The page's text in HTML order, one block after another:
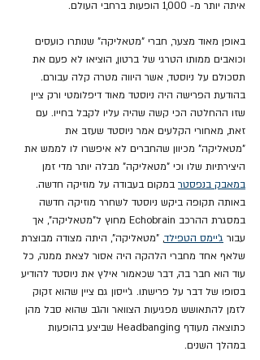
איתה יותר מ- 1,000 הופעות ברחבי העולם.
באופן מאוד מצער, חברי "מטאליקה" שנותרו כועסים
וכואבים ממותו הטרגי של ברטון, הוציאו לא פעם את
תסכולם על ניוסטד, אשר היווה מטרה קלה עבורם.
בהודעת הפרישה היה ניוסטד מאוד דיפלומטי ורק ציין
שזו ההחלטה הכי קשה שהיה עליו לקבל בחייו. עם
זאת, מאחורי הקלעים אמר ניוסטד שעזב את
"מטאליקה" מכיוון שהחברים לא איפשרו לו לממש את
היצירתיות שלו וכי "מטאליקה" מבלה יותר מדי זמן
במאבק בנפסטר במקום בעבודה על מוזיקה חדשה.
באותה תקופה ביקש ניוסטד לשחרר מוזיקה חדשה
במסגרת ההרכב Echobrain מחוץ ל"מטאליקה", אך
עבור ג'יימס הטפילד, "מטאליקה", היתה מצודה מבוצרת
שלאף אחד מחברי הלהקה היה אסור לצאת ממנה, כל
עוד הוא חבר בה, דבר שכאמור אילץ את ניוסטד להודיע
בסופו של דבר על פרישתו. ג'ייסון גם ציין שהוא זקוק
לזמן להתאושש מפגיעות הצוואר והגב שהוא סבל מהן
כתוצאה מעודף Headbanging שביצע בהופעות
במהלך השנים.